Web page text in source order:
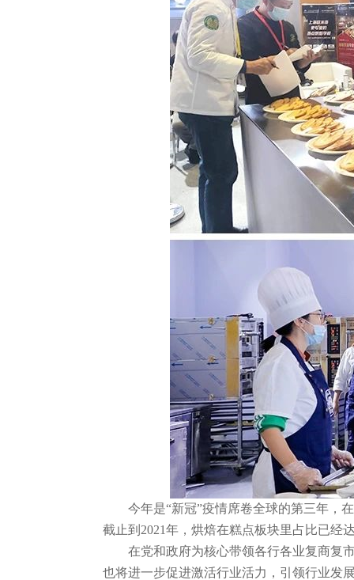
今年是“新冠”疫情席卷全球的第三年，在
截止到2021年，烘焙在糕点板块里占比已经
在党和政府为核心带领各行各业复商复市
也将进一步促进激活行业活力，引领行业发